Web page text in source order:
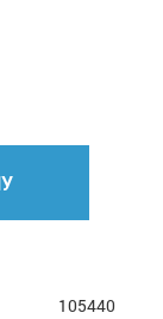
105440